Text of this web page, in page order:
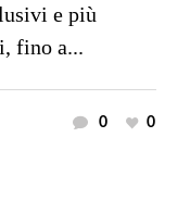
e più
fino a...
0 0